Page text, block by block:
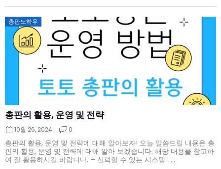
총판노하우
총판의 활용, 운영 및 전략
Posted
on
10월 26, 2024 0
총판의 활용, 운영 및 전략에 대해 알아보자! 오늘 말씀드릴 내용은 총
판의 활용, 운영 및 전략에 대해 알아 보겠습니다. 해당 내용을 참고하
여 잘 활용하시길 바랍니다. – 신뢰할 수 있는 시스템 : ...